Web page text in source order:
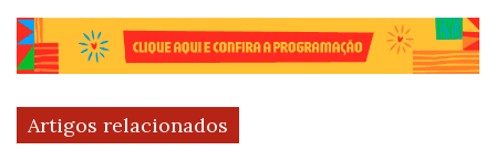
Artigos relacionados